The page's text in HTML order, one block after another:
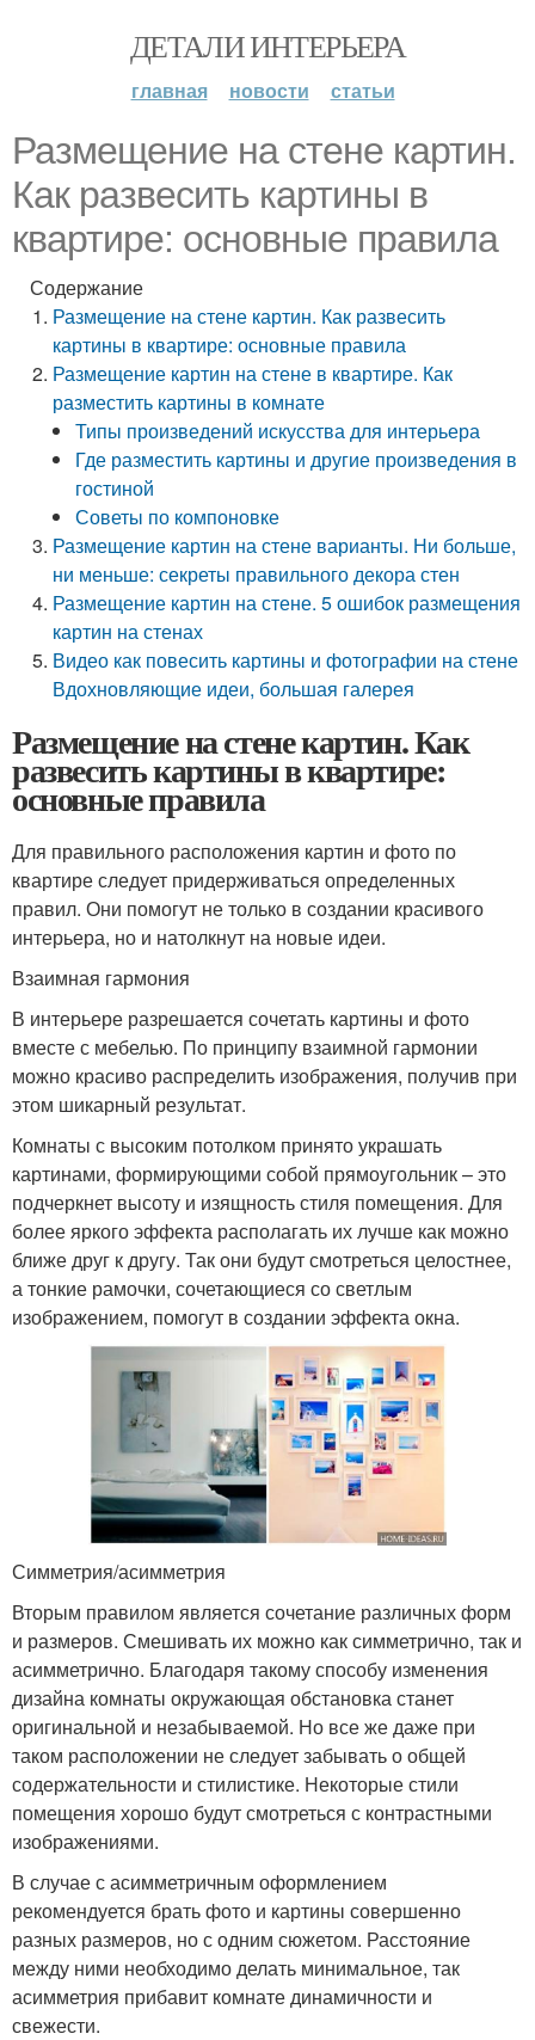
ДЕТАЛИ ИНТЕРЬЕРА
главная новости статьи
Размещение на стене картин.
Как развесить картины в
квартире: основные правила
Содержание
Размещение на стене картин. Как развесить
картины в квартире: основные правила
Размещение картин на стене в квартире. Как
разместить картины в комнате
Типы произведений искусства для интерьера
Где разместить картины и другие произведения в
гостиной
Советы по компоновке
Размещение картин на стене варианты. Ни больше,
ни меньше: секреты правильного декора стен
Размещение картин на стене. 5 ошибок размещения
картин на стенах
Видео как повесить картины и фотографии на стене
Вдохновляющие идеи, большая галерея
Размещение на стене картин. Как
развесить картины в квартире:
основные правила
Для правильного расположения картин и фото по
квартире следует придерживаться определенных
правил. Они помогут не только в создании красивого
интерьера, но и натолкнут на новые идеи.
Взаимная гармония
В интерьере разрешается сочетать картины и фото
вместе с мебелью. По принципу взаимной гармонии
можно красиво распределить изображения, получив при
этом шикарный результат.
Комнаты с высоким потолком принято украшать
картинами, формирующими собой прямоугольник – это
подчеркнет высоту и изящность стиля помещения. Для
более яркого эффекта располагать их лучше как можно
ближе друг к другу. Так они будут смотреться целостнее,
а тонкие рамочки, сочетающиеся со светлым
изображением, помогут в создании эффекта окна.
Симметрия/асимметрия
Вторым правилом является сочетание различных форм
и размеров. Смешивать их можно как симметрично, так и
асимметрично. Благодаря такому способу изменения
дизайна комнаты окружающая обстановка станет
оригинальной и незабываемой. Но все же даже при
таком расположении не следует забывать о общей
содержательности и стилистике. Некоторые стили
помещения хорошо будут смотреться с контрастными
изображениями.
В случае с асимметричным оформлением
рекомендуется брать фото и картины совершенно
разных размеров, но с одним сюжетом. Расстояние
между ними необходимо делать минимальное, так
асимметрия прибавит комнате динамичности и
свежести.